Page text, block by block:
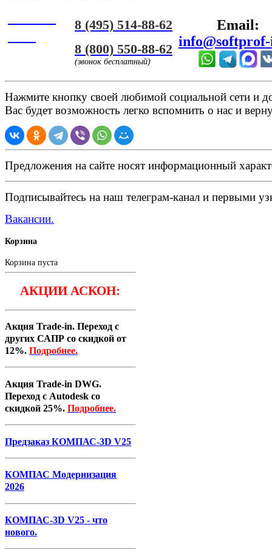
8 (495) 514-88-62
8 (800) 550-88-62
(звонок бесплатный)
Email:
Нажмите кнопку своей любимой социальной сети и
Вас будет возможность легко вспомнить о нас и
Предложения на сайте носят информационный
Подписывайтесь на наш телеграм-канал и первыми
Вакансии.
Корзина
Корзина пуста
АКЦИИ АСКОН:
Акция Trade-in. Переход с
других САПР со скидкой от
12%. Подробнее.
Акция Trade-in DWG.
Переход с Autodesk со
скидкой 25%. Подробнее.
Предзаказ КОМПАС-3D V25
КОМПАС Модернизация
2026
КОМПАС-3D V25 - что
нового.